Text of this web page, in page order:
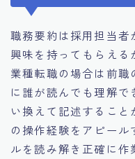
職務要約は採用担当者
興味を持ってもらえ
業種転職の場合は前
に誰が読んでも理解
い換えて記述するこ
の操作経験をアピー
ルを読み解き正確に作